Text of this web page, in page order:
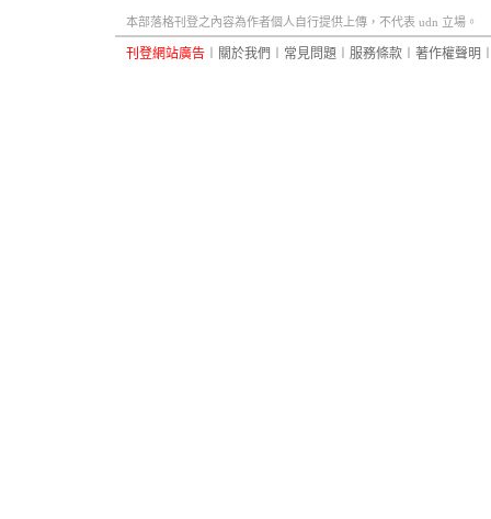
本部落格刊登之內容為作者個人自行提供上傳，不代表 udn 立場。
刊登網站廣告 關於我們 常見問題 服務條款 著作權聲明